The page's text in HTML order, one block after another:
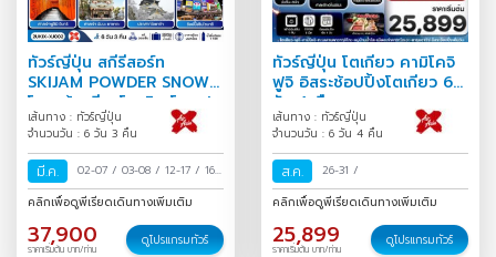
ทัวร์ญี่ปุ่น สกีรีสอร์ท
SKIJAM POWDER SNOW
โอซาก้า เกียวโต บิวาโกะ ฟุ
กุอิ 6 วัน 3 คืน
เส้นทาง : ทัวร์ญี่ปุ่น
จำนวนวัน : 6 วัน 3 คืน
มี.ค. 02-07 / 03-08 / 12-17 / 16-
21/17-22/
คลิกเพื่อดูพีเรียดเดินทางเพิ่มเติม
37,900
ราคาเริ่มต้น บาท/ท่าน
ดูโปรแกรมทัวร์
ทัวร์ญี่ปุ่น โตเกียว คามิโคจิ
ฟูจิ อิสระช้อปปิ้งโตเกียว 6
วัน 4 คืน
เส้นทาง : ทัวร์ญี่ปุ่น
จำนวนวัน : 6 วัน 4 คืน
ส.ค. 26-31 /
คลิกเพื่อดูพีเรียดเดินทางเพิ่มเติม
25,899
ราคาเริ่มต้น บาท/ท่าน
ดูโปรแกรมทัวร์